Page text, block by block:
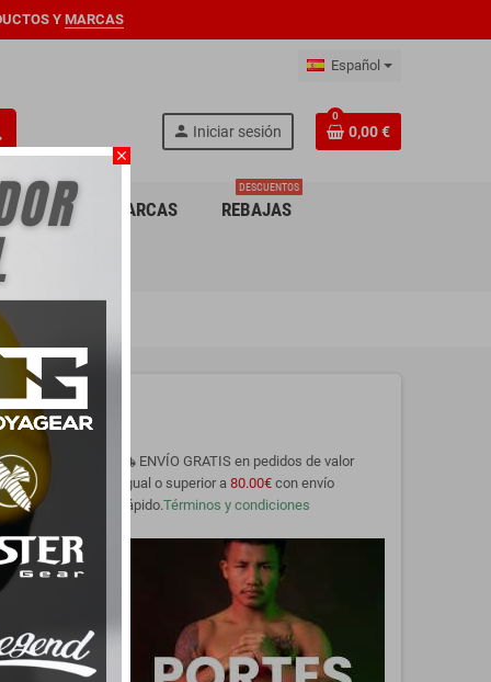
Y MARCAS
Español
person Iniciar sesión
0
0,00 €
NIÑO MARCAS REBAJAS
DESCUENTOS
local_shippingENVÍO GRATIS en pedidos de valor
igual o superior a 80.00€con envío
rápido.Términos y condiciones
close